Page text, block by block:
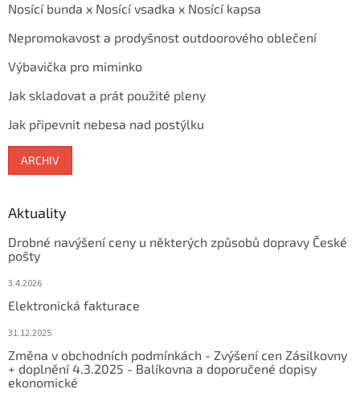
Nosící bunda x Nosící vsadka x Nosící kapsa
Nepromokavost a prodyšnost outdoorového oblečení
Výbavička pro miminko
Jak skladovat a prát použité pleny
Jak připevnit nebesa nad postýlku
ARCHIV
Aktuality
Drobné navýšení ceny u některých způsobů dopravy České
pošty
3.4.2026
Elektronická fakturace
31.12.2025
Změna v obchodních podmínkách - Zvýšení cen Zásilkovny
+ doplnění 4.3.2025 - Balíkovna a doporučené dopisy
ekonomické